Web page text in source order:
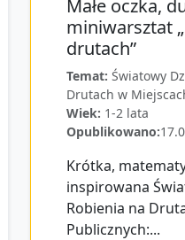
Małe oczka,
miniwarsztat
drutach”
Temat: Światowy
Drutach w
Wiek: 1-2 lata
Opublikowano:
Krótka,
inspirowana
Robienia na
Publicznych:...